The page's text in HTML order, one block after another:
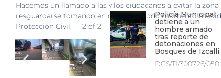
Hacemos un llamado a las y los ciudadanos a evitar la zona
resguardarse tomando en cuenta en todo momento
Protección Civil. — 2 of 2 —
Policía Municipal
detiene a un
hombre armado
tras reporte de
detonaciones en
Bosques de Izcalli
DCS/TI/300726/050